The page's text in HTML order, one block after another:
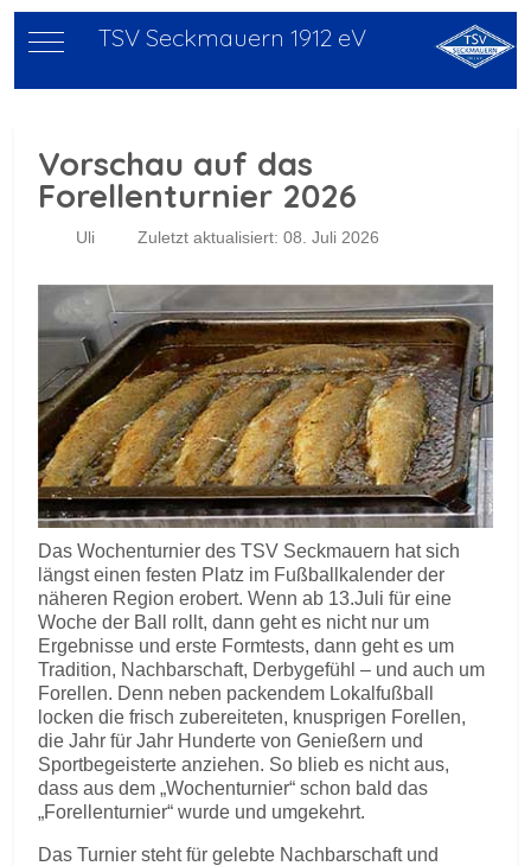
Mobile Menu Toggle
TSV Seckmauern 1912 eV
Vorschau auf das
Forellenturnier 2026
Uli Zuletzt aktualisiert: 08. Juli 2026
Das Wochenturnier des TSV Seckmauern hat sich
längst einen festen Platz im Fußballkalender der
näheren Region erobert. Wenn ab 13.Juli für eine
Woche der Ball rollt, dann geht es nicht nur um
Ergebnisse und erste Formtests, dann geht es um
Tradition, Nachbarschaft, Derbygefühl – und auch um
Forellen. Denn neben packendem Lokalfußball
locken die frisch zubereiteten, knusprigen Forellen,
die Jahr für Jahr Hunderte von Genießern und
Sportbegeisterte anziehen. So blieb es nicht aus,
dass aus dem „Wochenturnier“ schon bald das
„Forellenturnier“ wurde und umgekehrt.
Das Turnier steht für gelebte Nachbarschaft und